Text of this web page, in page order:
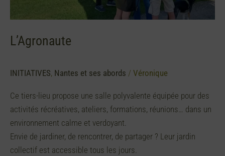
L’Agronaute
INITIATIVES, Nantes et ses abords / Véronique
Ce tiers-lieu propose une salle polyvalente équipée pour des
activités récréatives, ateliers, formations, réunions… dans un
environnement calme et verdoyant.
Envie de jardiner, de rencontrer, de partager ? Leur jardin
collectif est accessible tous les jours.